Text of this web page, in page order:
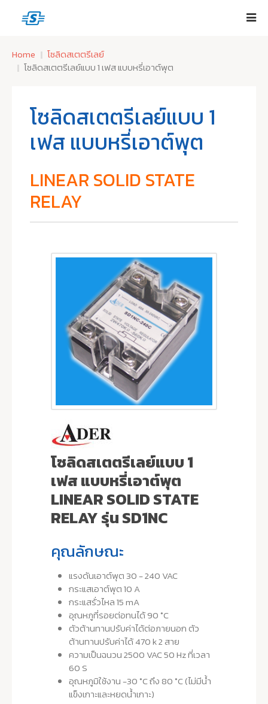
Home
โซลิดสเตตรีเลย์
โซลิดสเตตรีเลย์แบบ 1 เฟส แบบหรี่เอาต์พุต
โซลิดสเตตรีเลย์แบบ 1
เฟส แบบหรี่เอาต์พุต
LINEAR SOLID STATE
RELAY
โซลิดสเตตรีเลย์แบบ 1
เฟส แบบหรี่เอาต์พุต
LINEAR SOLID STATE
RELAY รุ่น SD1NC
คุณลักษณะ
แรงดันเอาต์พุต 30 - 240 VAC
กระแสเอาต์พุต 10 A
กระแสรั่วไหล 15 mA
อุณหภูที่รอยต่อทนได้ 90 °C
ตัวต้านทานปรับค่าได้ต่อภายนอก ตัว
ต้านทานปรับค่าได้ 470 k 2 สาย
ความเป็นฉนวน 2500 VAC 50 Hz ที่เวลา
60 S
อุณหภูมิใช้งาน -30 °C ถึง 80 °C (ไม่มีน้ำ
แข็งเกาะและหยดน้ำเกาะ)